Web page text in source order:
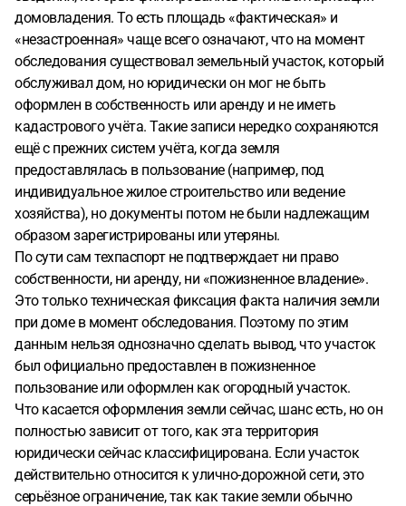
домовладения. То есть площадь «фактическая» и
«незастроенная» чаще всего означают, что на момент
обследования существовал земельный участок, который
обслуживал дом, но юридически он мог не быть
оформлен в собственность или аренду и не иметь
кадастрового учёта. Такие записи нередко сохраняются
ещё с прежних систем учёта, когда земля
предоставлялась в пользование (например, под
индивидуальное жилое строительство или ведение
хозяйства), но документы потом не были надлежащим
образом зарегистрированы или утеряны.
По сути сам техпаспорт не подтверждает ни право
собственности, ни аренду, ни «пожизненное владение».
Это только техническая фиксация факта наличия земли
при доме в момент обследования. Поэтому по этим
данным нельзя однозначно сделать вывод, что участок
был официально предоставлен в пожизненное
пользование или оформлен как огородный участок.
Что касается оформления земли сейчас, шанс есть, но он
полностью зависит от того, как эта территория
юридически сейчас классифицирована. Если участок
действительно относится к улично-дорожной сети, это
серьёзное ограничение, так как такие земли обычно